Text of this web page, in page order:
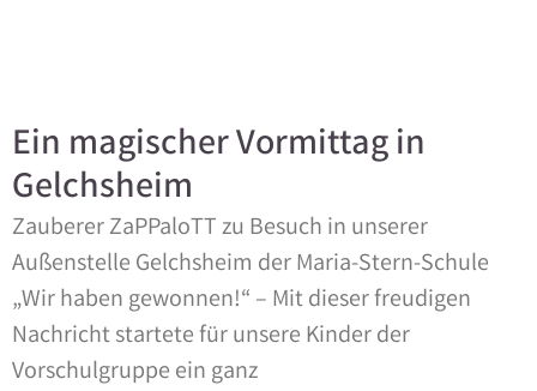
Ein magischer Vormittag in
Gelchsheim
Zauberer ZaPPaloTT zu Besuch in unserer
Außenstelle Gelchsheim der Maria-Stern-Schule ​
„Wir haben gewonnen!“ – Mit dieser freudigen
Nachricht startete für unsere Kinder der
Vorschulgruppe ein ganz